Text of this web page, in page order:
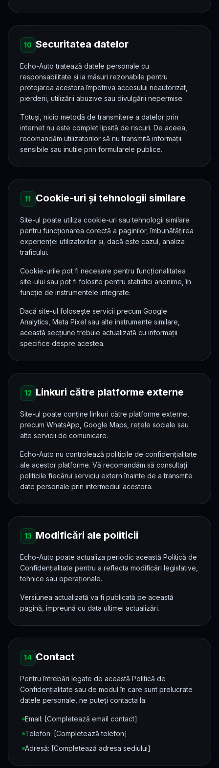
10 Securitatea datelor
Echo-Auto tratează datele personale cu
responsabilitate și ia măsuri rezonabile pentru
protejarea acestora împotriva accesului neautorizat,
pierderii, utilizării abuzive sau divulgării nepermise.
Totuși, nicio metodă de transmitere a datelor prin
internet nu este complet lipsită de riscuri. De aceea,
recomandăm utilizatorilor să nu transmită informații
sensibile sau inutile prin formularele publice.
11 Cookie-uri și tehnologii similare
Site-ul poate utiliza cookie-uri sau tehnologii similare
pentru funcționarea corectă a paginilor, îmbunătățirea
experienței utilizatorilor și, dacă este cazul, analiza
traficului.
Cookie-urile pot fi necesare pentru funcționalitatea
site-ului sau pot fi folosite pentru statistici anonime, în
funcție de instrumentele integrate.
Dacă site-ul folosește servicii precum Google
Analytics, Meta Pixel sau alte instrumente similare,
această secțiune trebuie actualizată cu informații
specifice despre acestea.
12 Linkuri către platforme externe
Site-ul poate conține linkuri către platforme externe,
precum WhatsApp, Google Maps, rețele sociale sau
alte servicii de comunicare.
Echo-Auto nu controlează politicile de confidențialitate
ale acestor platforme. Vă recomandăm să consultați
politicile fiecărui serviciu extern înainte de a transmite
date personale prin intermediul acestora.
13 Modificări ale politicii
Echo-Auto poate actualiza periodic această Politică de
Confidențialitate pentru a reflecta modificări legislative,
tehnice sau operaționale.
Versiunea actualizată va fi publicată pe această
pagină, împreună cu data ultimei actualizări.
14 Contact
Pentru întrebări legate de această Politică de
Confidențialitate sau de modul în care sunt prelucrate
datele personale, ne puteți contacta la:
Email: [Completează email contact]
Telefon: [Completează telefon]
Adresă: [Completează adresa sediului]